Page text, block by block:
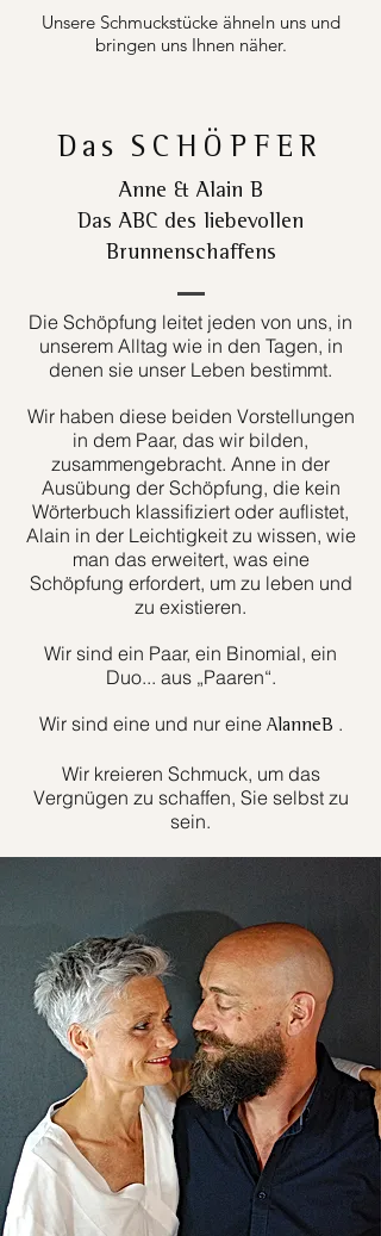
Unsere Schmuckstücke ähneln uns und
bringen uns Ihnen näher.
Das SCHÖPFER
Anne & Alain B
Das ABC des liebevollen
Brunnenschaffens
Die Schöpfung leitet jeden von uns, in
unserem Alltag wie in den Tagen, in
denen sie unser Leben bestimmt.
Wir haben diese beiden Vorstellungen
in dem Paar, das wir bilden,
zusammengebracht. Anne in der
Ausübung der Schöpfung, die kein
Wörterbuch klassifiziert oder auflistet,
Alain in der Leichtigkeit zu wissen, wie
man das erweitert, was eine
Schöpfung erfordert, um zu leben und
zu existieren.
Wir sind ein Paar, ein Binomial, ein
Duo... aus „Paaren“.
Wir sind eine und nur eine AlanneB .
Wir kreieren Schmuck, um das
Vergnügen zu schaffen, Sie selbst zu
sein.